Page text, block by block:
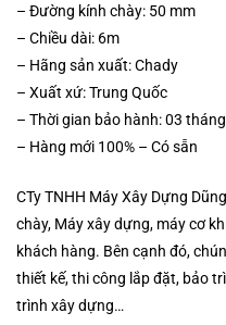
– Đường kính chày: 50 mm
– Chiều dài: 6m
– Hãng sản xuất: Chady
– Xuất xứ: Trung Quốc
– Thời gian bảo hành: 03 tháng
– Hàng mới 100% – Có sẵn
CTy TNHH Máy Xây Dựng
chày, Máy xây dựng, máy cơ
khách hàng. Bên cạnh đó,
thiết kế, thi công lắp đặt, bảo
trình xây dựng…